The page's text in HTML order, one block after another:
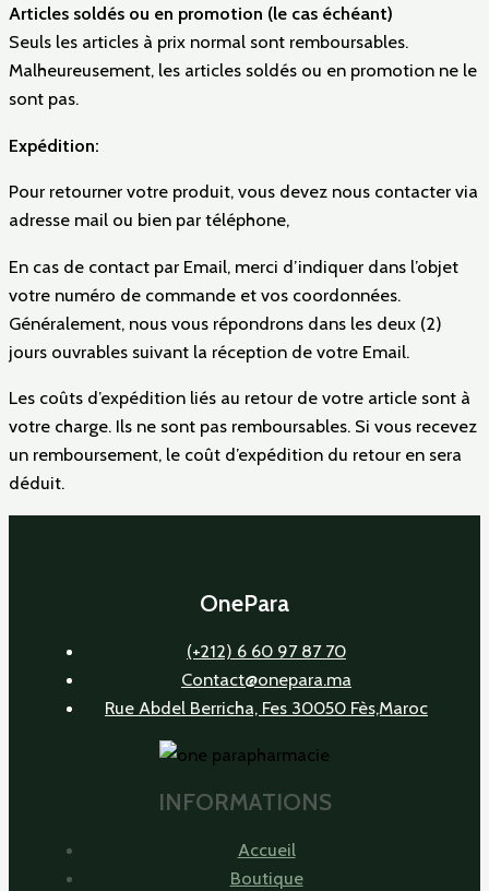
Articles soldés ou en promotion (le cas échéant)
Seuls les articles à prix normal sont remboursables.
Malheureusement, les articles soldés ou en promotion ne le
sont pas.
Expédition:
Pour retourner votre produit, vous devez nous contacter via
adresse mail ou bien par téléphone,
En cas de contact par Email, merci d’indiquer dans l’objet
votre numéro de commande et vos coordonnées.
Généralement, nous vous répondrons dans les deux (2)
jours ouvrables suivant la réception de votre Email.
Les coûts d’expédition liés au retour de votre article sont à
votre charge. Ils ne sont pas remboursables. Si vous recevez
un remboursement, le coût d’expédition du retour en sera
déduit.
OnePara
(+212) 6 60 97 87 70
Contact@onepara.ma
Rue Abdel Berricha, Fes 30050 Fès,Maroc
INFORMATIONS
Accueil
Boutique